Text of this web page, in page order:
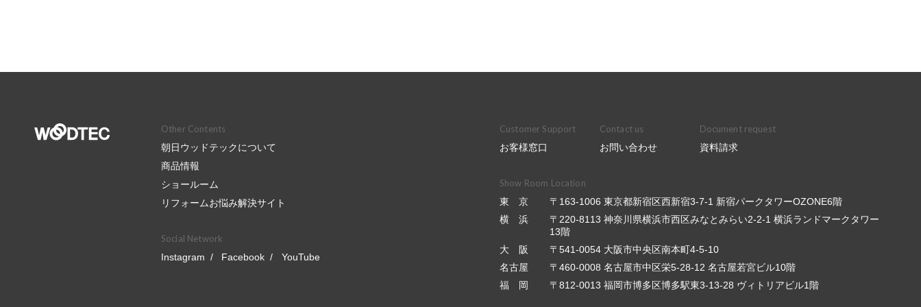
Other Contents
朝日ウッドテックについて
商品情報
ショールーム
リフォームお悩み解決サイト
Social Network
Instagram
Facebook YouTube
Customer Support
お客様窓口
Contact us
お問い合わせ
Document request
資料請求
Show Room Location
東 京
〒163-1006 東京都新宿区西新宿3-7-1 新宿パークタワーOZONE6階
横 浜
〒220-8113 神奈川県横浜市西区みなとみらい2-2-1 横浜ランドマークタワー
13階
大 阪
〒541-0054 大阪市中央区南本町4-5-10
名古屋
〒460-0008 名古屋市中区栄5-28-12 名古屋若宮ビル10階
福 岡
〒812-0013 福岡市博多区博多駅東3-13-28 ヴィトリアビル1階